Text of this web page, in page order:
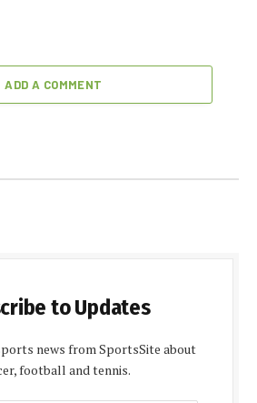
ADD A COMMENT
to Updates
news from SportsSite about
football and tennis.